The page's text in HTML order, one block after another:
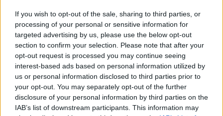
If you wish to opt-out of the sale, sharing to third parties, or
processing of your personal or sensitive information for
targeted advertising by us, please use the below opt-out
section to confirm your selection. Please note that after your
opt-out request is processed you may continue seeing
interest-based ads based on personal information utilized by
us or personal information disclosed to third parties prior to
your opt-out. You may separately opt-out of the further
disclosure of your personal information by third parties on the
IAB’s list of downstream participants. This information may
17:48
Hihetetlen.Verstappennek ezúttal nem tudták leszedni a
jobb elsőjét, így aztán a második cseréje után a tökutolsó
helyre jön vissza. Persze ebben az is benne van, hogy egyedül
ő cserélt kétszer eddig, féltáv előtt visszarakták a
közepeseket.
17:47
Piastriról nem ejtettünk mostanában egy árva szót sem. Nos,